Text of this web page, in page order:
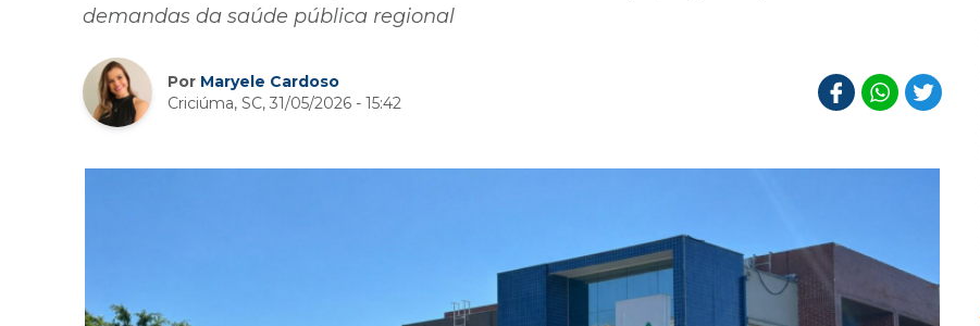
demandas da saúde pública regional
Por Maryele Cardoso
Criciúma, SC, 31/05/2026 - 15:42